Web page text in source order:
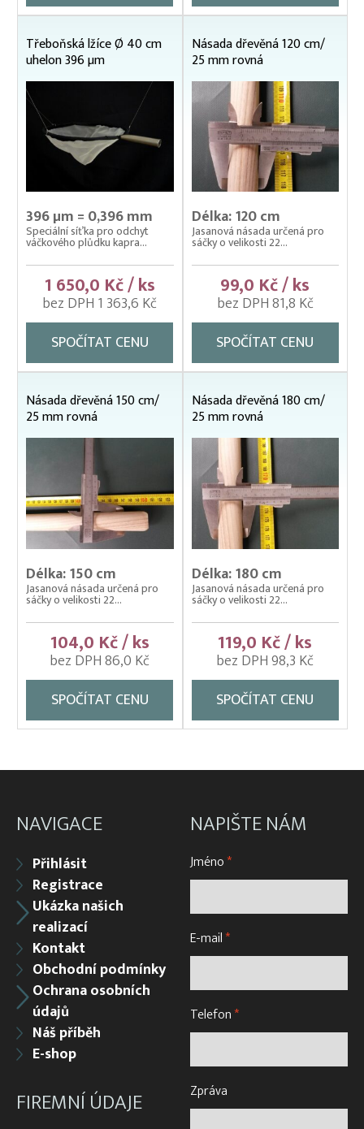
Prubní ploty
Přebírka kaprová
Přepravní bedny na ryby
Rukáv na vysazování
Rybářské pracovní oděvy
Třídička rybího plůdku
Váhy na ryby (trojnožka)
Vatky – zátahové sítě
Vatky sádkové zesílené
Vatky stahovací, kruhové (“Japonky“)
Vrhací sítě na ryby
Vzduchování
Zátahové sítě
Zpracovatelský/technologický stůl
Třeboňská lžíce Ø 40 cm
uhelon 396 µm
396 µm = 0,396 mm
Speciální síťka pro odchyt
váčkového plůdku kapra...
1 650,0 Kč / ks
bez DPH 1 363,6 Kč
SPOČÍTAT CENU
Násada dřevěná 120 cm/
25 mm rovná
Délka: 120 cm
Jasanová násada určená pro
sáčky o velikosti 22...
99,0 Kč / ks
bez DPH 81,8 Kč
SPOČÍTAT CENU
Násada dřevěná 150 cm/
25 mm rovná
Délka: 150 cm
Jasanová násada určená pro
sáčky o velikosti 22...
104,0 Kč / ks
bez DPH 86,0 Kč
SPOČÍTAT CENU
Násada dřevěná 180 cm/
25 mm rovná
Délka: 180 cm
Jasanová násada určená pro
sáčky o velikosti 22...
119,0 Kč / ks
bez DPH 98,3 Kč
SPOČÍTAT CENU
NAVIGACE
Přihlásit
Registrace
Ukázka našich
realizací
Kontakt
Obchodní podmínky
Ochrana osobních
údajů
Náš příběh
E-shop
FIREMNÍ ÚDAJE
NAPIŠTE NÁM
Jméno*
E-mail*
Telefon*
Zpráva